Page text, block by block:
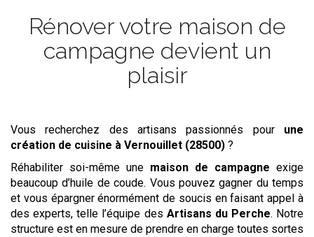
Rénover votre maison de
campagne devient un
plaisir
Vous recherchez des artisans passionnés pour
une
création de cuisine à Vernouillet (28500) ?
Réhabiliter soi-même une maison de campagne exige
beaucoup d’huile de coude. Vous pouvez gagner du temps
et vous épargner énormément de soucis en faisant appel à
des experts, telle l’équipe des Artisans du Perche. Notre
structure est en mesure de prendre en charge toutes sortes